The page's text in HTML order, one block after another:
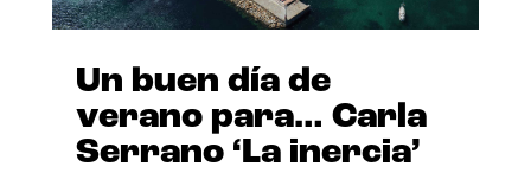
Un buen día de
verano para… Carla
Serrano ‘La inercia’